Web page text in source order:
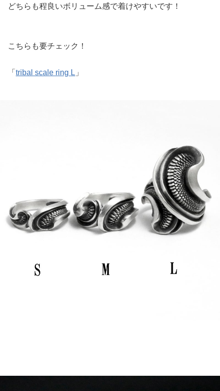
どちらも程良いボリューム感で着けやすいです！
こちらも要チェック！
「 tribal scale ring L 」